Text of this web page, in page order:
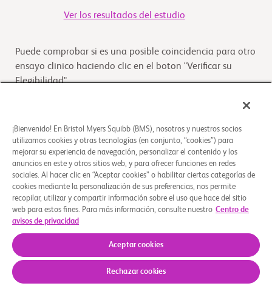
Ver los resultados del estudio
Puede comprobar si es una posible coincidencia para otro
ensayo clinico haciendo clic en el boton "Verificar su
Elegibilidad"
Descripción general
Este estudio evaluará el perfil de seguridad, la
tolerabilidad, FC, FD y la eficacia preliminar de BMS-
813160 en combinación con quimioterapia o
Quiénes somos Aviso legal Política de privacidad
¡Bienvenido! En Bristol Myers Squibb (BMS), nosotros y nuestros socios
utilizamos cookies y otras tecnologías (en conjunto, “cookies”) para
mejorar su experiencia de navegación, personalizar el contenido y los
anuncios en este y otros sitios web, y para ofrecer funciones en redes
sociales. Al hacer clic en “Aceptar cookies” o habilitar ciertas categorías de
cookies mediante la personalización de sus preferencias, nos permite
recopilar, utilizar y compartir información sobre el uso que hace del sitio
web para estos fines. Para más información, consulte nuestro Centro de
avisos de privacidad
Aceptar cookies
Rechazar cookies